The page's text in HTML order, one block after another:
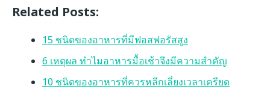
Related Posts:
15 ชนิดของอาหารที่มีฟอสฟอรัสสูง
6 เหตุผล ทำไมอาหารมื้อเช้าจึงมีความสำคัญ
10 ชนิดของอาหารที่ควรหลีกเลี่ยงเวลาเครียด